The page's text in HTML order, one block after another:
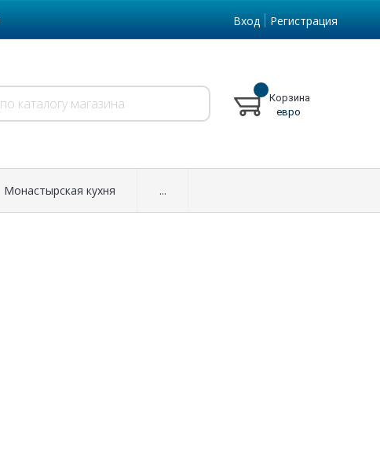
Вход Регистрация
Корзина
евро
Монастырская кухня ...